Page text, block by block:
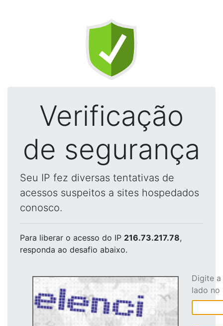
Verificação
de segurança
Seu IP fez diversas tentativas de
acessos suspeitos a sites hospedados
conosco.
Para liberar o acesso do IP 216.73.217.78,
responda ao desafio abaixo.
Digite
lado no